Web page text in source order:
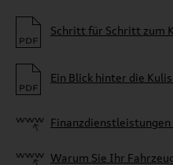
Schritt für Schritt zum
Ein Blick hinter die
Finanzdienstleistungen
Warum Sie Ihr